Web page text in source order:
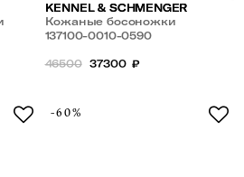
KENNEL & SCHMENGER
Кожаные босоножки
137100-0010-0590
46500 37300 ₽
-60%